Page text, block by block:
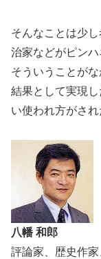
そんなことは少
治家などがピン
そういうことが
結果として実現
い使われ方がされ
八幡 和郎
評論家、歴史作